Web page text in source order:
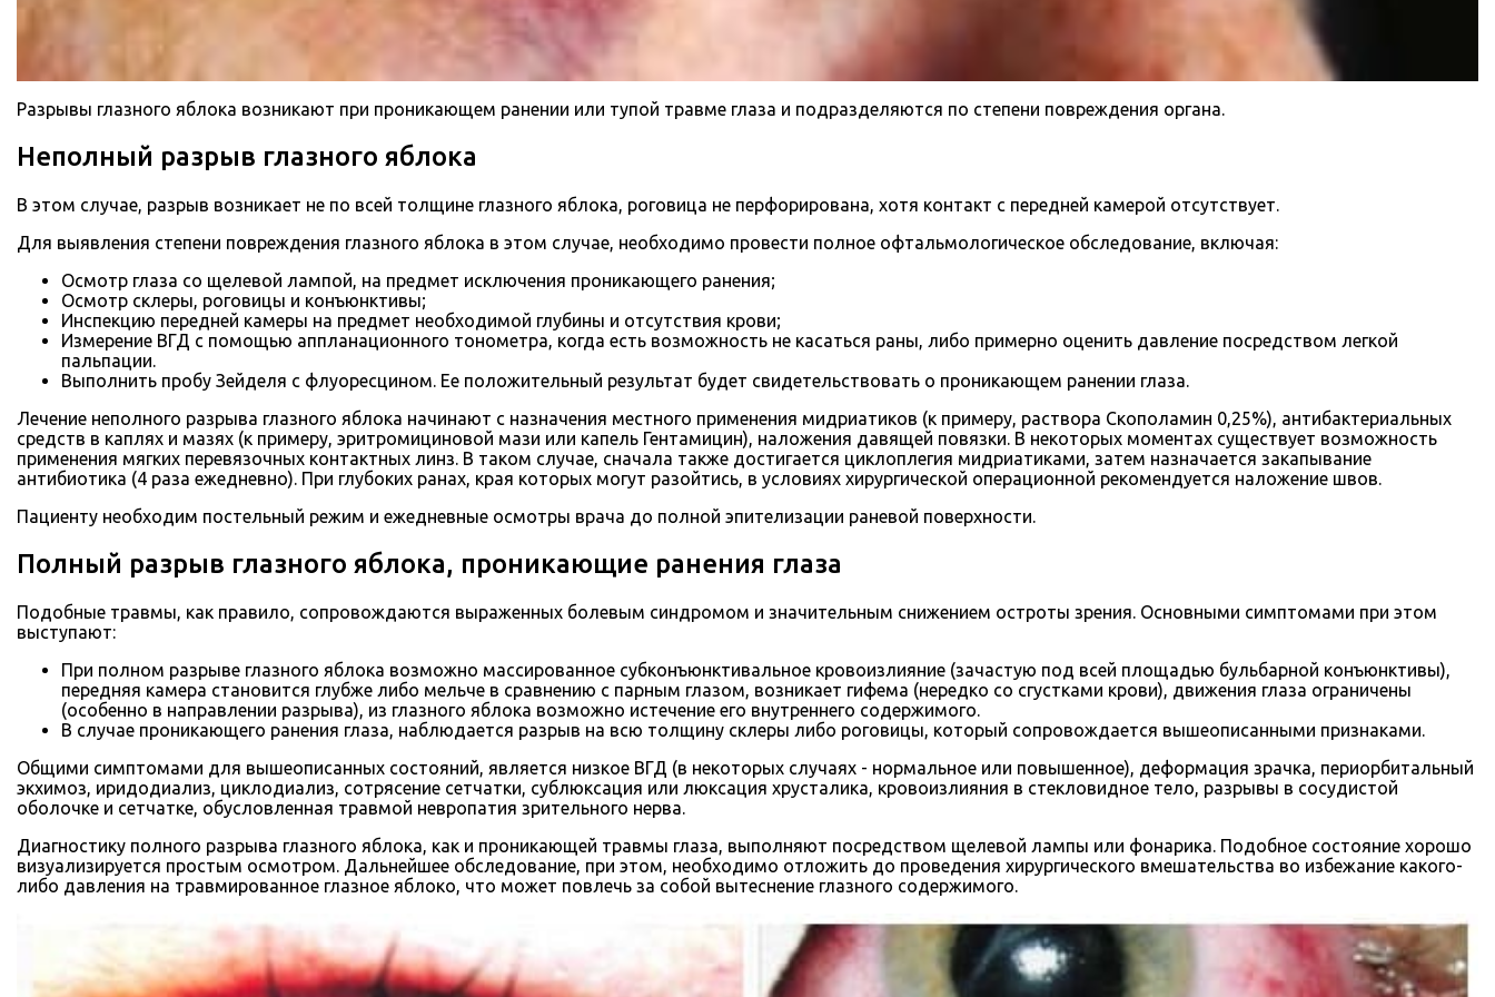
Разрывы глазного яблока возникают при проникающем ранении или тупой травме глаза и подразделяются по степени повреждения органа.
Неполный разрыв глазного яблока
В этом случае, разрыв возникает не по всей толщине глазного яблока, роговица не перфорирована, хотя контакт с передней камерой отсутствует.
Для выявления степени повреждения глазного яблока в этом случае, необходимо провести полное офтальмологическое обследование, включая:
Осмотр глаза со щелевой лампой, на предмет исключения проникающего ранения;
Осмотр склеры, роговицы и конъюнктивы;
Инспекцию передней камеры на предмет необходимой глубины и отсутствия крови;
Измерение ВГД с помощью аппланационного тонометра, когда есть возможность не касаться раны, либо примерно оценить давление посредством легкой
пальпации.
Выполнить пробу Зейделя с флуоресцином. Ее положительный результат будет свидетельствовать о проникающем ранении глаза.
Лечение неполного разрыва глазного яблока начинают с назначения местного применения мидриатиков (к примеру, раствора Скополамин 0,25%), антибактериальных
средств в каплях и мазях (к примеру, эритромициновой мази или капель Гентамицин), наложения давящей повязки. В некоторых моментах существует возможность
применения мягких перевязочных контактных линз. В таком случае, сначала также достигается циклоплегия мидриатиками, затем назначается закапывание
антибиотика (4 раза ежедневно). При глубоких ранах, края которых могут разойтись, в условиях хирургической операционной рекомендуется наложение швов.
Пациенту необходим постельный режим и ежедневные осмотры врача до полной эпителизации раневой поверхности.
Полный разрыв глазного яблока, проникающие ранения глаза
Подобные травмы, как правило, сопровождаются выраженных болевым синдромом и значительным снижением остроты зрения. Основными симптомами при этом
выступают:
При полном разрыве глазного яблока возможно массированное субконъюнктивальное кровоизлияние (зачастую под всей площадью бульбарной конъюнктивы),
передняя камера становится глубже либо мельче в сравнению с парным глазом, возникает гифема (нередко со сгустками крови), движения глаза ограничены
(особенно в направлении разрыва), из глазного яблока возможно истечение его внутреннего содержимого.
В случае проникающего ранения глаза, наблюдается разрыв на всю толщину склеры либо роговицы, который сопровождается вышеописанными признаками.
Общими симптомами для вышеописанных состояний, является низкое ВГД (в некоторых случаях - нормальное или повышенное), деформация зрачка, периорбитальный
экхимоз, иридодиализ, циклодиализ, сотрясение сетчатки, сублюксация или люксация хрусталика, кровоизлияния в стекловидное тело, разрывы в сосудистой
оболочке и сетчатке, обусловленная травмой невропатия зрительного нерва.
Диагностику полного разрыва глазного яблока, как и проникающей травмы глаза, выполняют посредством щелевой лампы или фонарика. Подобное состояние хорошо
визуализируется простым осмотром. Дальнейшее обследование, при этом, необходимо отложить до проведения хирургического вмешательства во избежание какого-
либо давления на травмированное глазное яблоко, что может повлечь за собой вытеснение глазного содержимого.